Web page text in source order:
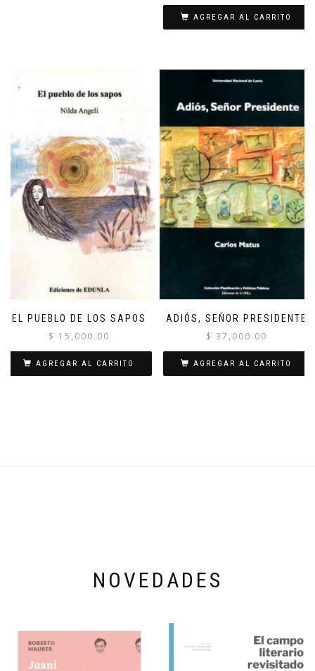
AGREGAR AL CARRITO
EL PUEBLO DE LOS SAPOS
$ 15,000.00
AGREGAR AL CARRITO
ADIÓS, SEÑOR PRESIDENTE
$ 37,000.00
AGREGAR AL CARRITO
NOVEDADES